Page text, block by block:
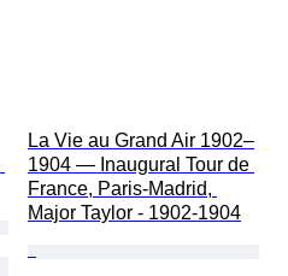
La Vie au Grand Air 1902–
1904 — Inaugural Tour de
France, Paris-Madrid,
Major Taylor - 1902-1904